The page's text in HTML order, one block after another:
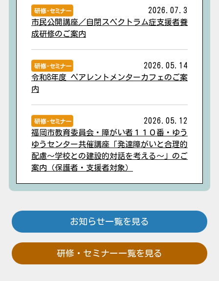
2026.07.3
市民公開講座／自閉スペクトラム症支援者養
成研修のご案内
2026.05.14
令和8年度 ペアレントメンターカフェのご案
内
2026.05.12
福岡市教育委員会・障がい者１１０番・ゆう
ゆうセンター共催講座「発達障がいと合理的
配慮～学校との建設的対話を考える～」のご
案内（保護者・支援者対象）
お知らせ一覧を見る
研修・セミナー一覧を見る